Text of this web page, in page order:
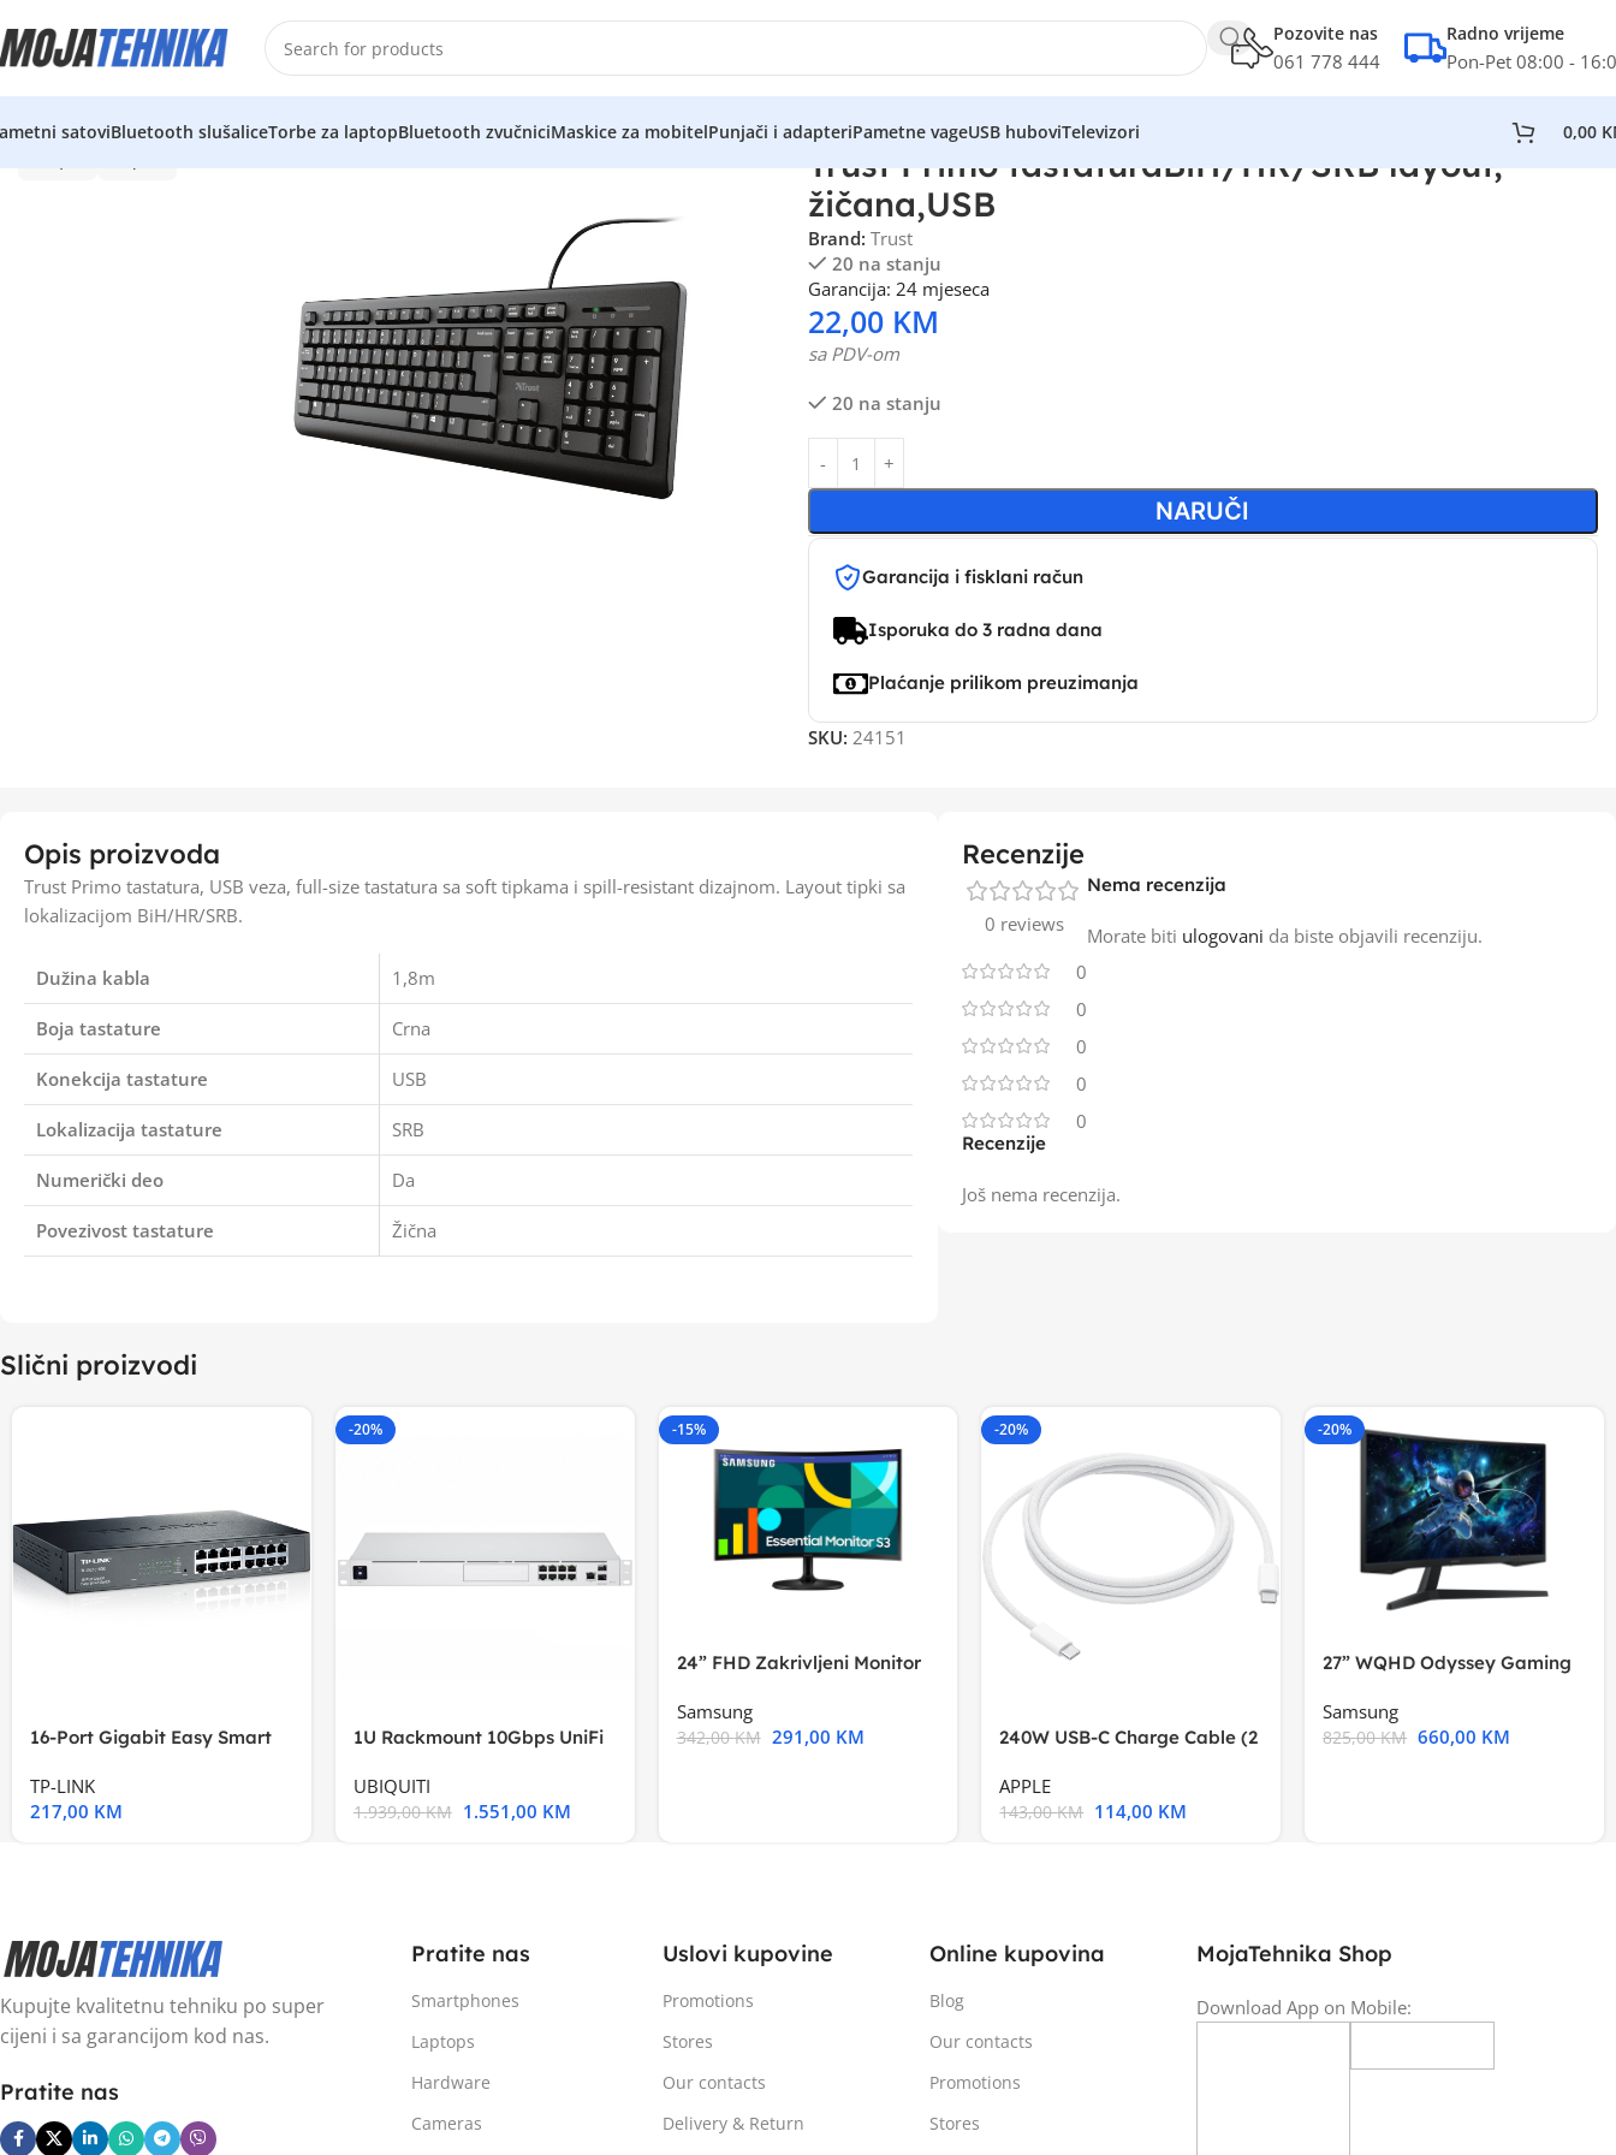
Pozovite nas
061 778 444
Radno vrijeme
Pon-Pet 08:00 -
satoviBluetooth slušaliceTorbe za laptopBluetooth zvučniciMaskice za mobitelPunjači i adapteriPametne vageUSB huboviTelevizori 0,00
Trust Primo tastaturaBiH/HR/SRB layout,
žičana,USB
Brand: Trust
20 na stanju
Garancija: 24 mjeseca
22,00 KM
sa PDV-om
20 na stanju
NARUČI
Garancija i fisklani račun
Isporuka do 3 radna dana
Plaćanje prilikom preuzimanja
SKU: 24151
Opis proizvoda
Trust Primo tastatura, USB veza, full-size tastatura sa soft tipkama i spill-resistant dizajnom. Layout tipki sa
lokalizacijom BiH/HR/SRB.
Dužina kabla 1,8m
Boja tastature Crna
Konekcija tastature USB
Lokalizacija tastature SRB
Numerički deo Da
Povezivost tastature Žična
Recenzije
0 reviews
0
0
0
0
0
Recenzije
Još nema recenzija.
Nema recenzija
Morate biti ulogovani da biste objavili recenziju.
Slični proizvodi
16-Port Gigabit Easy Smart
TP-LINK
217,00 KM
-20%
1U Rackmount 10Gbps UniFi
UBIQUITI
1.939,00KM 1.551,00 KM
-15%
24” FHD Zakrivljeni Monitor
Samsung
342,00KM 291,00 KM
-20%
240W USB-C Charge Cable (2
APPLE
143,00KM 114,00 KM
-20%
27” WQHD Odyssey Gaming
Samsung
825,00KM 660,00 KM
Kupujte kvalitetnu tehniku po super
cijeni i sa garancijom kod nas.
Pratite nas
Pratite nas
Smartphones
Laptops
Hardware
Cameras
Uslovi kupovine
Promotions
Stores
Our contacts
Delivery & Return
Online kupovina
Blog
Our contacts
Promotions
Stores
MojaTehnika Shop
Download App on Mobile: